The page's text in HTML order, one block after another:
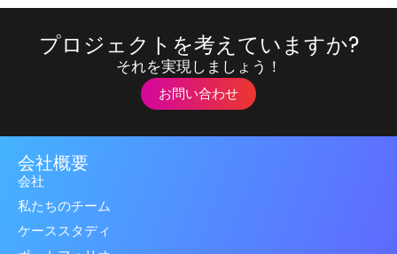
プロジェクトを考えていますか?
それを実現しましょう！
お問い合わせ
会社概要
会社
私たちのチーム
ケーススタディ